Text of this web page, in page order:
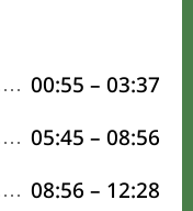
00:55 – 03:37
05:45 – 08:56
08:56 – 12:28